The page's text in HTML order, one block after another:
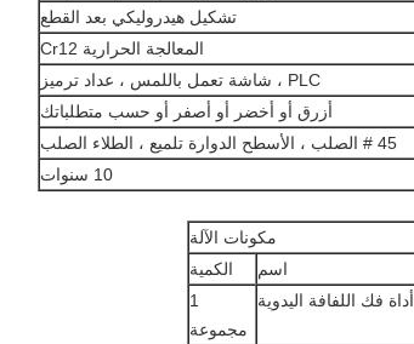
تشكيل هيدروليكي بعد القطع
المعالجة الحرارية Cr12
PLC ، شاشة تعمل باللمس ، عداد ترميز
أزرق أو أخضر أو ​​أصفر أو حسب متطلباتك
45 # الصلب ، الأسطح الدوارة تلميع ، الطلاء الصلب
10 سنوات
مكونات الآلة
اسم
الكمية
أداة فك اللفافة اليدوية
1
مجموعة